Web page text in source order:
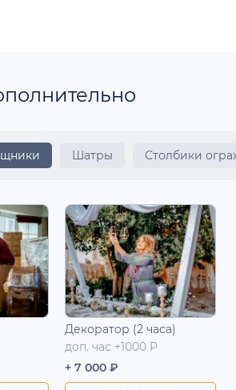
Шатры Столбики
Декоратор (2 часа)
доп. час +1000 Р
+ 7 000 ₽